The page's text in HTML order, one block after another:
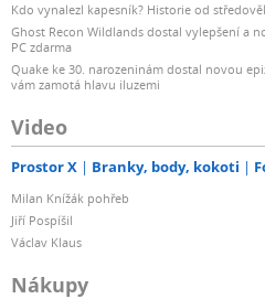
Kdo vynalezl kapesník? Historie od
Ghost Recon Wildlands dostal vylepšení a
PC zdarma
Quake ke 30. narozeninám dostal novou
vám zamotá hlavu iluzemi
Video
Prostor X Branky, body, kokoti
Milan Knížák pohřeb
Jiří Pospíšil
Václav Klaus
Nákupy